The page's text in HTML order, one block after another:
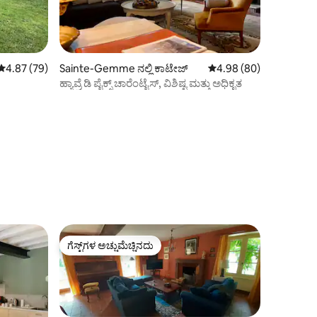
ರಲ್ಲಿ 4.87 ಸರಾಸರಿ ರೇಟಿಂಗ್, 79 ವಿಮರ್ಶೆಗಳು
4.87 (79)
Sainte-Gemme ನಲ್ಲಿ ಕಾಟೇಜ್ 5 ರಲ್ಲಿ 4.98 ಸರಾಸರಿ
4.98 (80)
ಹ್ಯಾವ್ರೆ ಡಿ ಪೈಕ್ಸ್ ಚಾರೆಂಟೈಸ್, ವಿಶಿಷ್ಟ ಮತ್ತು ಅಧಿಕೃತ
ಗೆಸ್ಟ್‌ಗಳ ಅಚ್ಚುಮೆಚ್ಚಿನದು
ಗೆಸ್ಟ್‌ಗಳ ಅಚ್ಚುಮೆಚ್ಚಿನದು